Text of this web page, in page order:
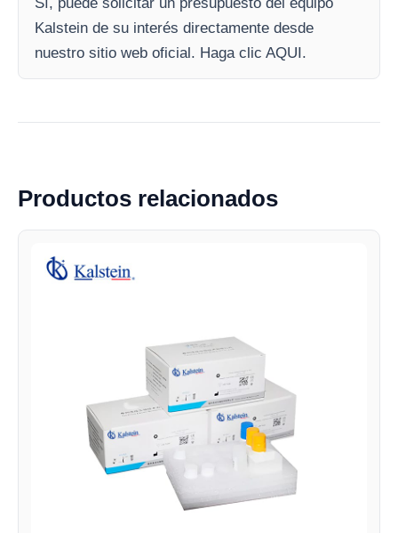
Kalstein de su interés directamente desde
nuestro sitio web oficial. Haga clic AQUI.
Productos relacionados